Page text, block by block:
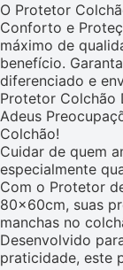
O Protetor
Conforto e
máximo de
benefício.
diferenciado e
Protetor Colchão
Adeus
Colchão!
Cuidar de quem
especialmente
Com o Protetor
80x60cm, suas
manchas no
Desenvolvido
praticidade, este